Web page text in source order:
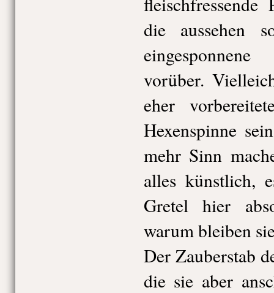
die aussehen
vorüber.
eher
Hexenspinne
mehr Sinn
alles künstlich,
Gretel hier
warum bleiben
Der Zauberstab
die sie aber